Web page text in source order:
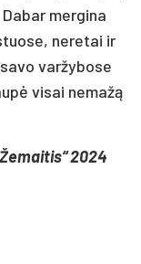
mergina
neretai ir
varžybose
visai nemažą
2024